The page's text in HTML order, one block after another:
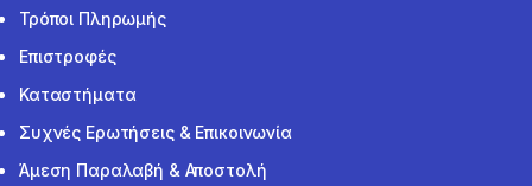
Τρόποι Πληρωμής
Επιστροφές
Καταστήματα
Συχνές Ερωτήσεις & Επικοινωνία
Άμεση Παραλαβή & Αποστολή